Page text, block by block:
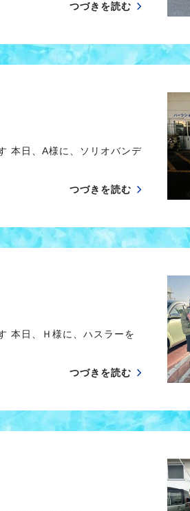
つづきを読む
本日、A様に、ソリオバンデ
つづきを読む
本日、Ｈ様に、ハスラーを
つづきを読む